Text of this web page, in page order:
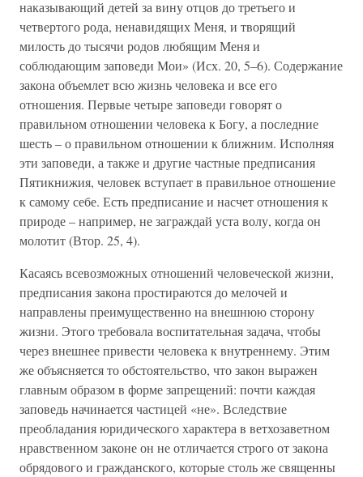
наказывающий детей за вину отцов до третьего и
четвертого рода, ненавидящих Меня, и творящий
милость до тысячи родов любящим Меня и
соблюдающим заповеди Мои» (Исх. 20, 5–6). Содержание
закона объемлет всю жизнь человека и все его
отношения. Первые четыре заповеди говорят о
правильном отношении человека к Богу, а последние
шесть – о правильном отношении к ближним. Исполняя
эти заповеди, а также и другие частные предписания
Пятикнижия, человек вступает в правильное отношение
к самому себе. Есть предписание и насчет отношения к
природе – например, не заграждай уста волу, когда он
молотит (Втор. 25, 4).
Касаясь всевозможных отношений человеческой жизни,
предписания закона простираются до мелочей и
направлены преимущественно на внешнюю сторону
жизни. Этого требовала воспитательная задача, чтобы
через внешнее привести человека к внутреннему. Этим
же объясняется то обстоятельство, что закон выражен
главным образом в форме запрещений: почти каждая
заповедь начинается частицей «не». Вследствие
преобладания юридического характера в ветхозаветном
нравственном законе он не отличается строго от закона
обрядового и гражданского, которые столь же священны